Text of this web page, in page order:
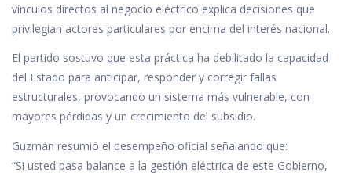
vínculos directos al negocio eléctrico explica decisiones que
privilegian actores particulares por encima del interés nacional.
El partido sostuvo que esta práctica ha debilitado la capacidad
del Estado para anticipar, responder y corregir fallas
estructurales, provocando un sistema más vulnerable, con
mayores pérdidas y un crecimiento del subsidio.
Guzmán resumió el desempeño oficial señalando que:
“Si usted pasa balance a la gestión eléctrica de este Gobierno,